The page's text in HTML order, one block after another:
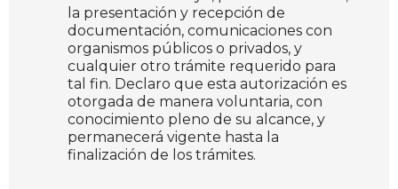
la presentación y recepción de
documentación, comunicaciones con
organismos públicos o privados, y
cualquier otro trámite requerido para
tal fin. Declaro que esta autorización es
otorgada de manera voluntaria, con
conocimiento pleno de su alcance, y
permanecerá vigente hasta la
finalización de los trámites.